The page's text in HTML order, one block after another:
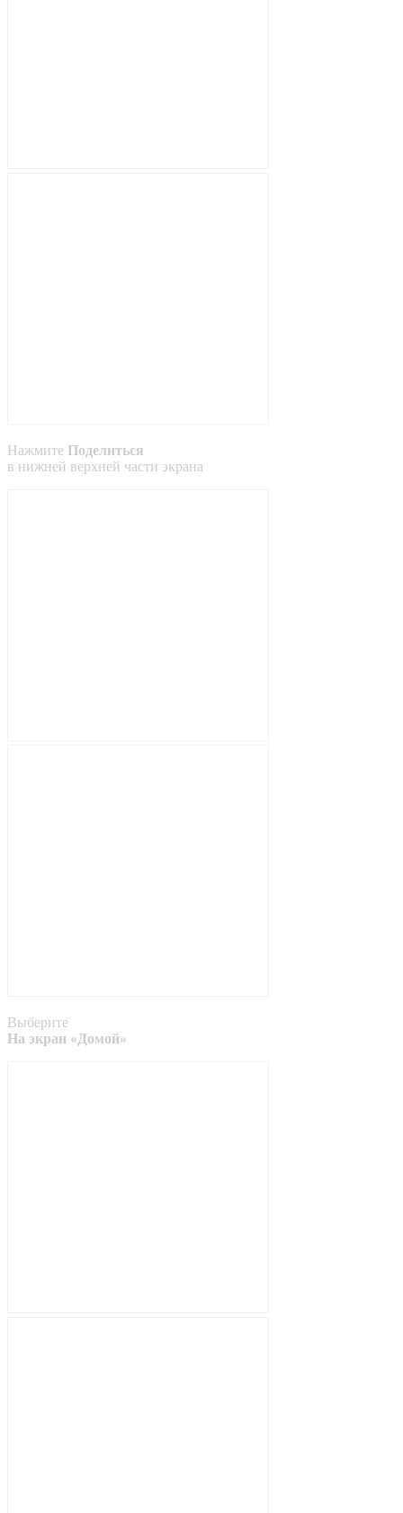
Нажмите Поделиться
в нижней верхней части экрана
Выберите
На экран «Домой»